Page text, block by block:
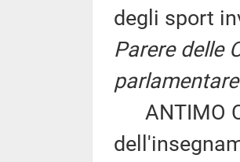
degli sport
Parere delle
ANTIMO